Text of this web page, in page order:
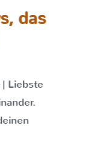
das